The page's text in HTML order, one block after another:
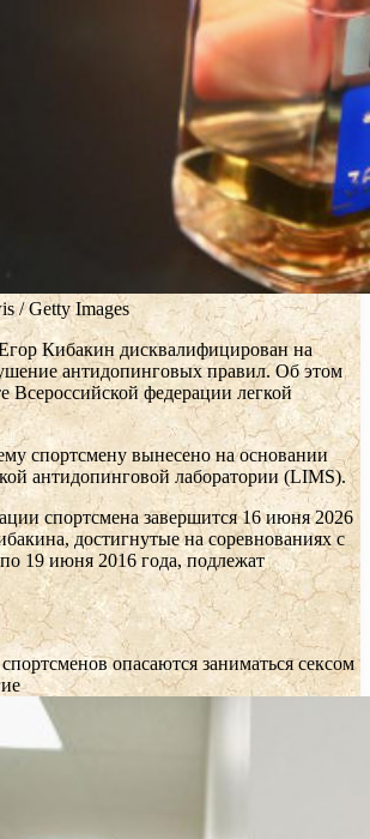
/ Getty Images
Кибакин дисквалифицирован на
антидопинговых правил. Об этом
Всероссийской федерации легкой
спортсмену вынесено на основании
антидопинговой лаборатории (LIMS).
спортсмена завершится 16 июня 2026
достигнутые на соревнованиях с
19 июня 2016 года, подлежат
опасаются заниматься сексом